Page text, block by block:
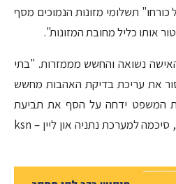
תשלומי מזונות הנמוכים מסף
אותו כליל מחובת המזונות".
נשואה והחשש מממזרות. "בתי
את עריכת בדיקת האהבות מחשש
המשפט ידחה על הסף את תביעת
המזונות שהוגשה נגד הצעיר", סיכמה למערכת נתניה און ליין – ksn